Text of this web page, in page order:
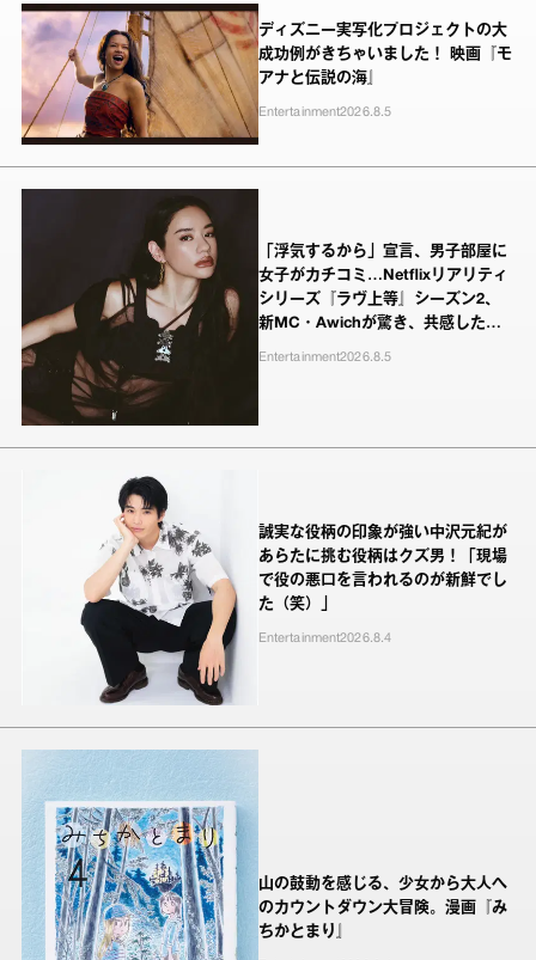
ディズニー実写化プロジェクトの大
成功例がきちゃいました！ 映画『モ
アナと伝説の海』
Entertainment2026.8.5
「浮気するから」宣言、男子部屋に
女子がカチコミ…Netflixリアリティ
シリーズ『ラヴ上等』シーズン2、
新MC・Awichが驚き、共感したヤ
Entertainment2026.8.5
誠実な役柄の印象が強い中沢元紀が
あらたに挑む役柄はクズ男！「現場
で役の悪口を言われるのが新鮮でし
た（笑）」
Entertainment2026.8.4
山の鼓動を感じる、少女から大人へ
のカウントダウン大冒険。漫画『み
ちかとまり』